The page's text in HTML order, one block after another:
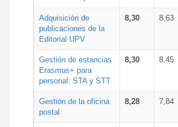
Adquisición de
publicaciones de la
Editorial UPV
8,30 8,63
Gestión de estancias
Erasmus+ para
personal: STA y STT
8,30 8,45
Gestión de la oficina
postal
8,28 7,84